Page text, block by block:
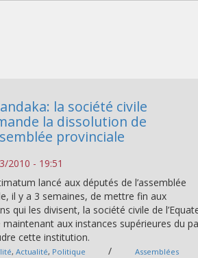
la société civile
la dissolution de
provinciale
2010 - 19:51
lancé aux députés de l’assemblée
il y a 3 semaines, de mettre fin aux
qui les divisent, la société civile de
maintenant aux instances supérieures du
cette institution.
,Actualité, Politique /
Assemblées